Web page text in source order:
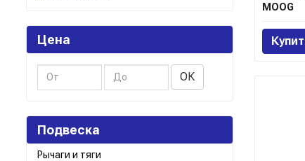
Цена
ОК
Подвеска
Рычаги и тяги
MOOG